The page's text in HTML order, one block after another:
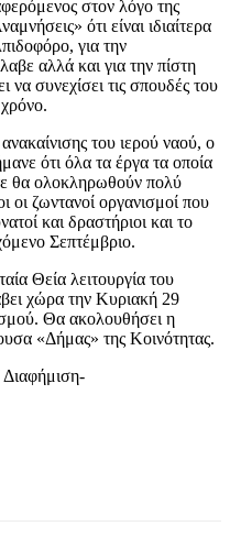
στον λόγο της
ότι είναι ιδιαίτερα
για την
αλλά και για την πίστη
να συνεχίσει τις σπουδές του
του ιερού ναού, ο
ότι όλα τα έργα τα οποία
θα ολοκληρωθούν πολύ
ζωντανοί οργανισμοί που
και δραστήριοι και το
Σεπτέμβριο.
Θεία λειτουργία του
χώρα την Κυριακή 29
Θα ακολουθήσει η
«Δήμας» της Κοινότητας.